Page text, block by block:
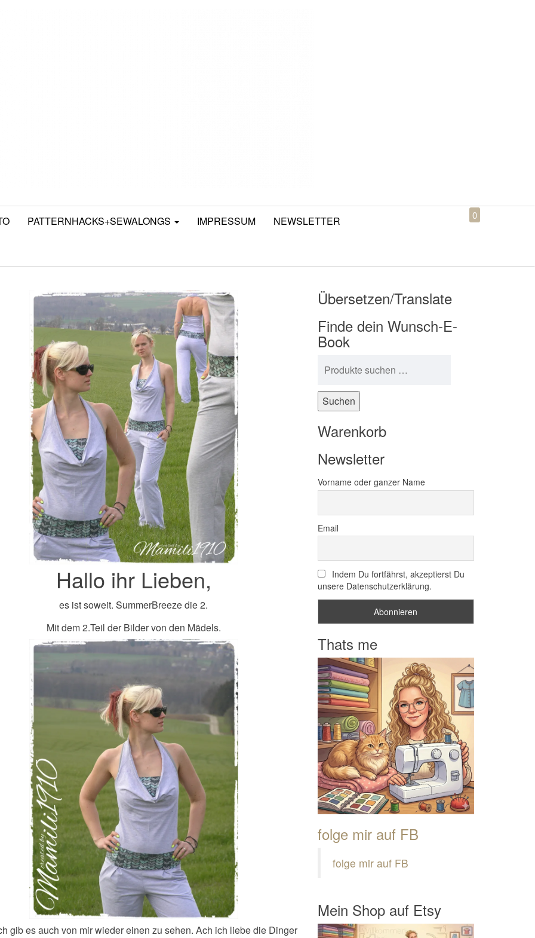
PATTERNHACKS+SEWALONGS IMPRESSUM NEWSLETTER 0
Hallo ihr Lieben,
es ist soweit. SummerBreeze die 2.
Mit dem 2.Teil der Bilder von den Mädels.
gib es auch von mir wieder einen zu sehen. Ach ich liebe die Dinger
Übersetzen/Translate
Finde dein Wunsch-E-
Book
Suchen
Warenkorb
Newsletter
Vorname oder ganzer Name
Email
Indem Du fortfährst, akzeptierst Du
unsere Datenschutzerklärung.
Thats me
folge mir auf FB
folge mir auf FB
Mein Shop auf Etsy